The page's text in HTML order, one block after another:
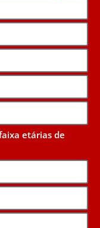
etárias de